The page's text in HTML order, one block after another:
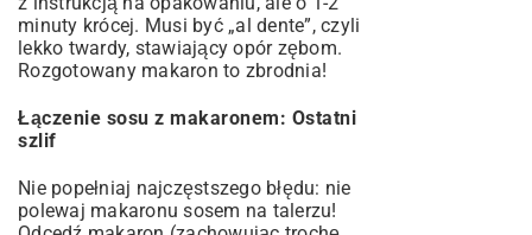
minuty krócej. Musi być „al dente”, czyli
lekko twardy, stawiający opór zębom.
Rozgotowany makaron to zbrodnia!
Łączenie sosu z makaronem: Ostatni
szlif
Nie popełniaj najczęstszego błędu: nie
polewaj makaronu sosem na talerzu!